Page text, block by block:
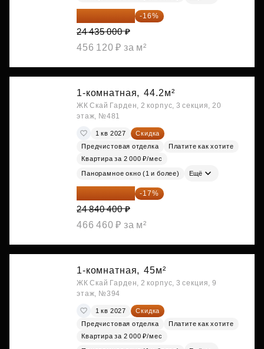
20 525 400 ₽ -16%
24 435 000 ₽
456 120 ₽ за м²
1-комнатная, 44.2м²
ЖК Скай Гарден, 2 корпус, 3 секция, 20
этаж, №481
1 кв 2027
Скидка
Предчистовая отделка
Платите как хотите
Квартира за 2 000 ₽/мес
Панорамное окно (1 и более) Ещё
20 617 532 ₽ -17%
24 840 400 ₽
466 460 ₽ за м²
1-комнатная, 45м²
ЖК Скай Гарден, 2 корпус, 3 секция, 9
этаж, №394
1 кв 2027
Скидка
Предчистовая отделка
Платите как хотите
Квартира за 2 000 ₽/мес